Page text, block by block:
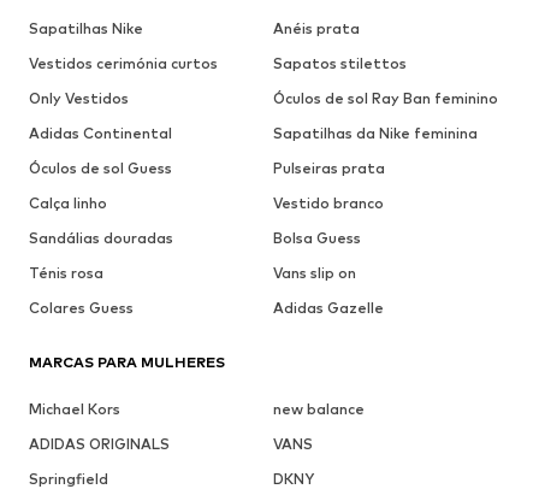
Sapatilhas Nike
Anéis prata
Vestidos cerimónia curtos
Sapatos stilettos
Only Vestidos
Óculos de sol Ray Ban feminino
Adidas Continental
Sapatilhas da Nike feminina
Óculos de sol Guess
Pulseiras prata
Calça linho
Vestido branco
Sandálias douradas
Bolsa Guess
Ténis rosa
Vans slip on
Colares Guess
Adidas Gazelle
MARCAS PARA MULHERES
Michael Kors
new balance
ADIDAS ORIGINALS
VANS
Springfield
DKNY